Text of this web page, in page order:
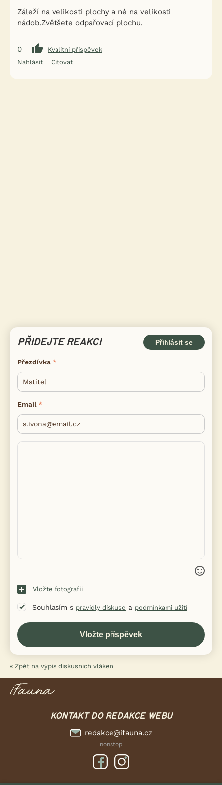
Záleží na velikosti plochy a né na velikosti
nádob.Zvětšete odpařovací plochu.
0
Kvalitní příspěvek
Nahlásit
Citovat
PŘIDEJTE REAKCI Přihlásit se
Přezdívka
Email
Vložte fotografii
Souhlasím s pravidly diskuse a podmínkami užití
« Zpět na výpis diskusních vláken
KONTAKT DO REDAKCE WEBU
redakce@ifauna.cz
nonstop